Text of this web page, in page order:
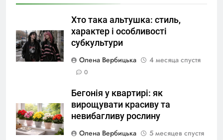
Хто така альтушка: стиль,
характер і особливості
субкультури
Олена Вербицька
4 месяца спустя
0
Бегонія у квартирі: як
вирощувати красиву та
невибагливу рослину
Олена Вербицька
5 месяцев спустя